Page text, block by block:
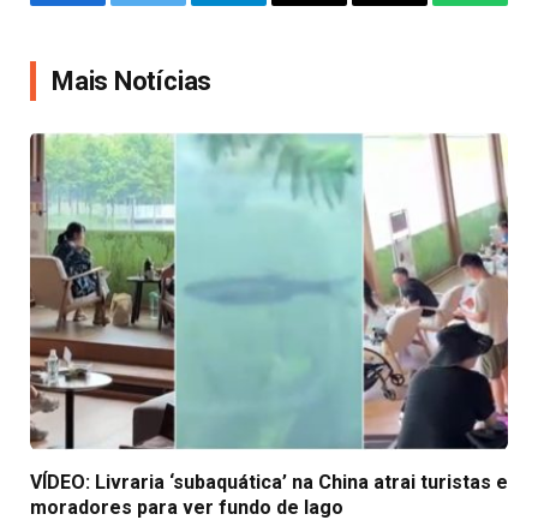
Mais Notícias
VÍDEO: Livraria ‘subaquática’ na China atrai turistas e
moradores para ver fundo de lago